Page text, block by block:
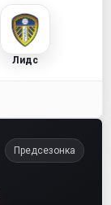
Лидс
Предсезонка